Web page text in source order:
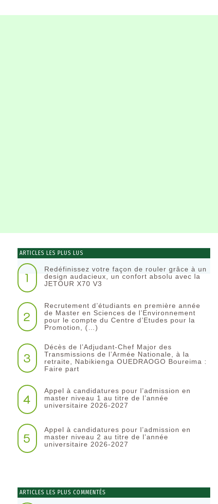
ARTICLES LES PLUS LUS
1
Redéfinissez votre façon de rouler grâce à un
design audacieux, un confort absolu avec la
JETOUR X70 V3
2
Recrutement d’étudiants en première année
de Master en Sciences de l’Environnement
pour le compte du Centre d’Etudes pour la
Promotion, (…)
3
Décès de l’Adjudant-Chef Major des
Transmissions de l’Armée Nationale, à la
retraite, Nabikienga OUEDRAOGO Boureima :
Faire part
4
Appel à candidatures pour l’admission en
master niveau 1 au titre de l’année
universitaire 2026-2027
5
Appel à candidatures pour l’admission en
master niveau 2 au titre de l’année
universitaire 2026-2027
ARTICLES LES PLUS COMMENTÉS